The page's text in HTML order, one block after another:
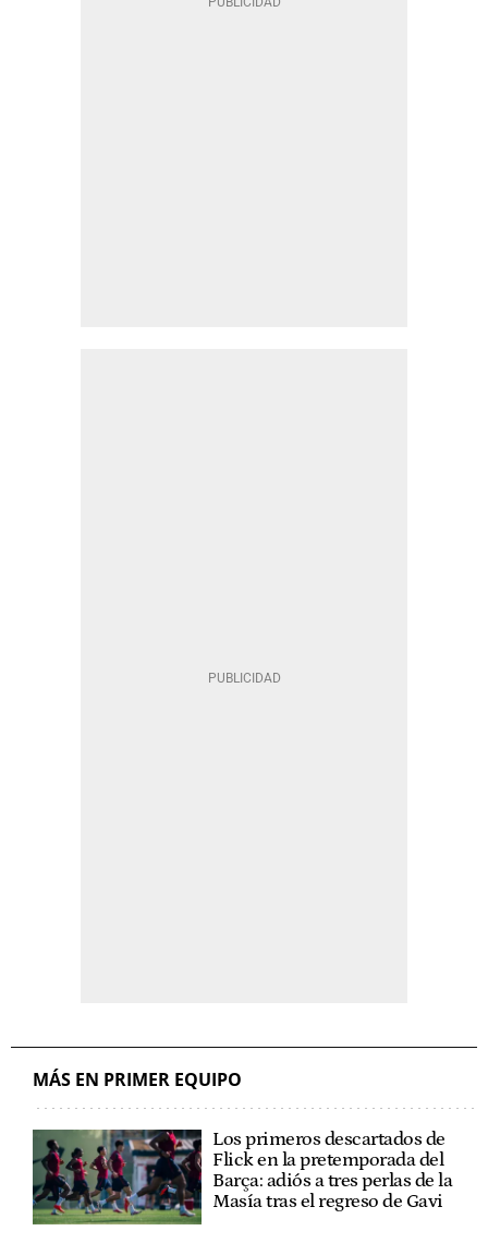
MÁS EN PRIMER EQUIPO
Los primeros descartados de
Flick en la pretemporada del
Barça: adiós a tres perlas de la
Masía tras el regreso de Gavi